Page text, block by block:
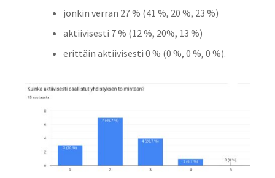
jonkin verran 27 % (41 %, 20 %, 23 %)
aktiivisesti 7 % (12 %, 20%, 13 %)
erittäin aktiivisesti 0 % (0 %, 0 %, 0 %).